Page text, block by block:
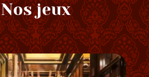
Nos jeux